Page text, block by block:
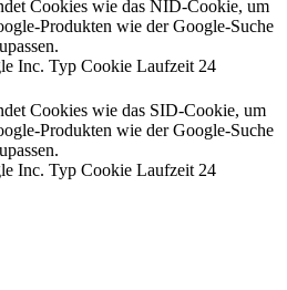
Cookies wie das NID-Cookie, um
Produkten wie der Google-Suche
Inc. Typ Cookie Laufzeit 24
Cookies wie das SID-Cookie, um
Produkten wie der Google-Suche
Inc. Typ Cookie Laufzeit 24